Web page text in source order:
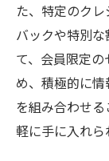
た、特定のク
バックや特別
て、会員限定
め、積極的に
を組み合わせ
軽に手に入れら